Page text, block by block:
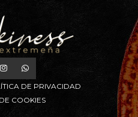
DE PRIVACIDAD
COOKIES